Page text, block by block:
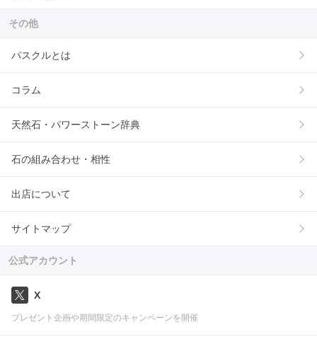
その他
パスクルとは
コラム
天然石・パワーストーン辞典
石の組み合わせ・相性
出店について
サイトマップ
公式アカウント
X
プレゼント企画や期間限定のキャンペーンを開催